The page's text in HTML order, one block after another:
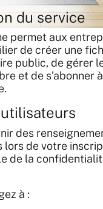
du service
permet aux
de créer une
public, de gérer
et de s’abonner
des
de votre
de la
à :